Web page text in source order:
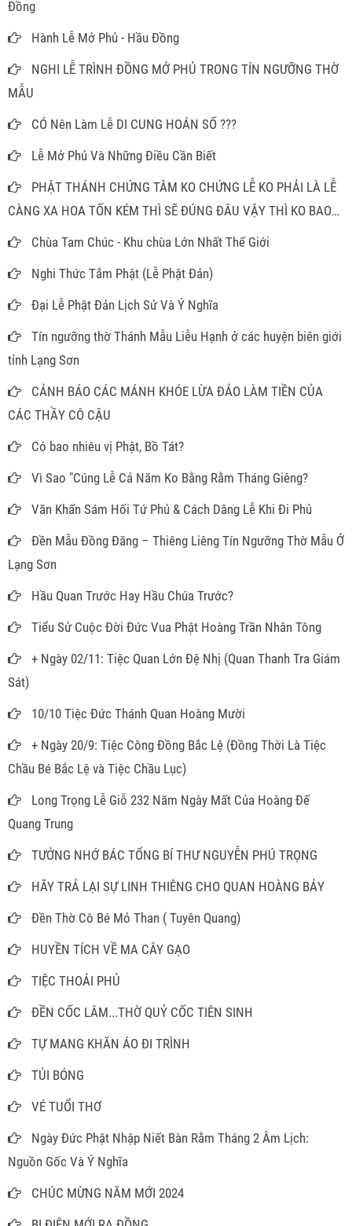
Đồng
Hành Lễ Mở Phủ - Hầu Đồng
NGHI LỄ TRÌNH ĐỒNG MỞ PHỦ TRONG TÍN NGƯỠNG THỜ
MẪU
CÓ Nên Làm Lễ DI CUNG HOÁN SỐ ???
Lễ Mở Phủ Và Những Điều Cần Biết
PHẬT THÁNH CHỨNG TÂM KO CHỨNG LỄ KO PHẢI LÀ LỄ
CÀNG XA HOA TỐN KÉM THÌ SẼ ĐÚNG ĐÂU VẬY THÌ KO BAO
GIỜ PHẢI MÂM CAO CỖ ĐẦY ĐỂ LÀM GÌ
Chùa Tam Chúc - Khu chùa Lớn Nhất Thế Giới
Nghi Thức Tắm Phật (Lễ Phật Đản)
Đại Lễ Phật Đản Lịch Sử Và Ý Nghĩa
Tín ngưỡng thờ Thánh Mẫu Liễu Hạnh ở các huyện biên giới
tỉnh Lạng Sơn
CẢNH BÁO CÁC MÁNH KHÓE LỪA ĐẢO LÀM TIỀN CỦA
CÁC THẦY CÔ CẬU
Có bao nhiêu vị Phật, Bồ Tát?
Vì Sao "Cúng Lễ Cả Năm Ko Bằng Rằm Tháng Giêng?
Văn Khấn Sám Hối Tứ Phủ & Cách Dâng Lễ Khi Đi Phủ
Đền Mẫu Đồng Đăng – Thiêng Liêng Tín Ngưỡng Thờ Mẫu Ở
Lạng Sơn
Hầu Quan Trước Hay Hầu Chúa Trước?
Tiểu Sử Cuộc Đời Đức Vua Phật Hoàng Trần Nhân Tông
+ Ngày 02/11: Tiệc Quan Lớn Đệ Nhị (Quan Thanh Tra Giám
Sát)
10/10 Tiệc Đức Thánh Quan Hoàng Mười
+ Ngày 20/9: Tiệc Công Đồng Bắc Lệ (Đồng Thời Là Tiệc
Chầu Bé Bắc Lệ và Tiệc Chầu Lục)
Long Trọng Lễ Giỗ 232 Năm Ngày Mất Của Hoàng Đế
Quang Trung
TƯỞNG NHỚ BÁC TỔNG BÍ THƯ NGUYỄN PHÚ TRỌNG
HÃY TRẢ LẠI SỰ LINH THIÊNG CHO QUAN HOÀNG BẢY
Đền Thờ Cô Bé Mỏ Than ( Tuyên Quang)
HUYỀN TÍCH VỀ MA CÂY GẠO
TIỆC THOẢI PHỦ
ĐỀN CỐC LÂM...THỜ QUỶ CỐC TIÊN SINH
TỰ MANG KHĂN ÁO ĐI TRÌNH
TỦI BÓNG
VÉ TUỔI THƠ
Ngày Đức Phật Nhập Niết Bàn Rằm Tháng 2 Âm Lịch:
Nguồn Gốc Và Ý Nghĩa
CHÚC MỪNG NĂM MỚI 2024